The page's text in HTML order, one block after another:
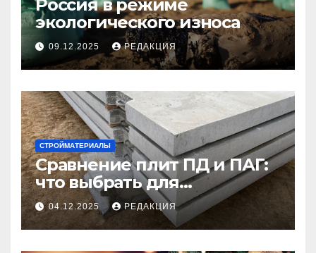
Россия в режиме
экологического износа
09.12.2025 РЕДАКЦИЯ
СТРОЙМАТЕРИАЛЫ
Сравнение плит ПД и ПАГ:
что выбрать для
долговечного и прочного
покрытия
04.12.2025 РЕДАКЦИЯ